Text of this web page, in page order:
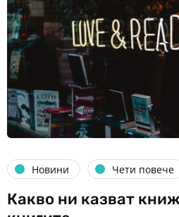
Новини Чети повече
Какво ни казват